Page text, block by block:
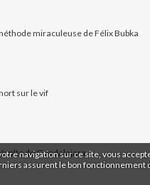
navigation sur ce site, vous
assurent le bon fonctionnement
miraculeuse de Félix Bubka
sur le vif
de Guadalajara